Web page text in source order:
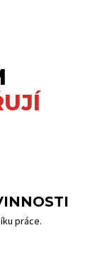
práce.